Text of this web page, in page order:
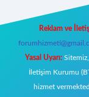
Reklam ve
Yasal Uyarı:
İletişim Kurumu
hizmet